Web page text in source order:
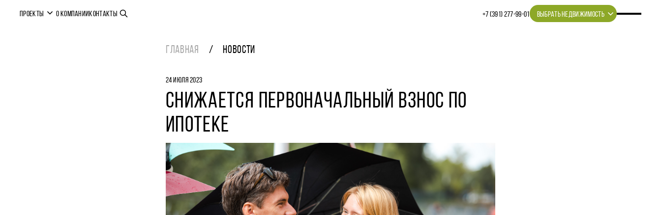
ПРОЕКТЫ О КОМПАНИИКОНТАКТЫ +7 (391) 277‒99‒01 ВЫБРАТЬ НЕДВИЖИМОСТЬ
ГЛАВНАЯ НОВОСТИ
24 ИЮЛЯ 2023
СНИЖАЕТСЯ ПЕРВОНАЧАЛЬНЫЙ ВЗНОС ПО
ИПОТЕКЕ